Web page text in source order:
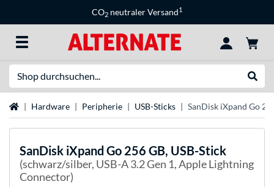
CO2 neutraler Versand1
StartseiteHardware Peripherie USB-Sticks SanDisk iXpand Go
SanDisk iXpand Go 256 GB, USB-Stick
(schwarz/silber, USB-A 3.2 Gen 1, Apple Lightning
Connector)